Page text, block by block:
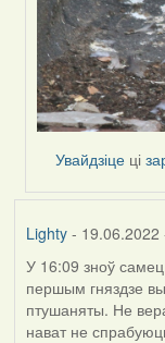
Увайдзіце ці
Lighty- 19.06.2022
У 16:09 зноў самец
першым гняздзе
птушаняты. Не
нават не